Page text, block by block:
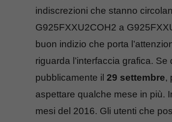
indiscrezioni che stanno
G925FXXU2COH2 a
buon indizio che porta
riguarda l’interfaccia grafica.
pubblicamente il 29 settembre,
aspettare qualche mese in più.
mesi del 2016. Gli utenti che